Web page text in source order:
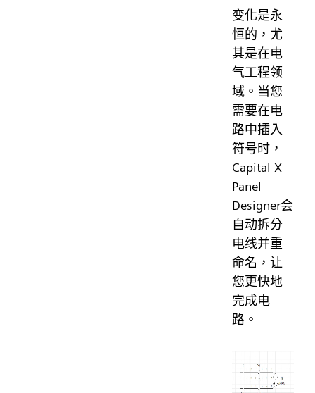
变化是永
恒的，尤
其是在电
气工程领
域。当您
需要在电
路中插入
符号时，
Capital X
Panel
Designer会
自动拆分
电线并重
命名，让
您更快地
完成电
路。